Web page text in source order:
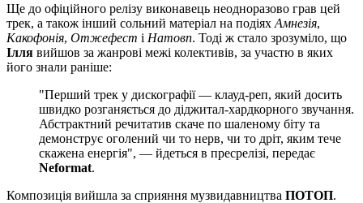
Ще до офіційного релізу виконавець неодноразово грав цей
трек, а також інший сольний матеріал на подіях Амнезія,
Какофонія, Отжефест і Натовп. Тоді ж стало зрозуміло, що
Ілля вийшов за жанрові межі колективів, за участю в яких
його знали раніше:
"Перший трек у дискографії — клауд-реп, який досить
швидко розганяється до діджитал-хардкорного звучання.
Абстрактний речитатив скаче по шаленому біту та
демонструє оголений чи то нерв, чи то дріт, яким тече
скажена енергія", — йдеться в пресрелізі, передає
Neformat.
Композиція вийшла за сприяння музвидавництва ПОТОП.